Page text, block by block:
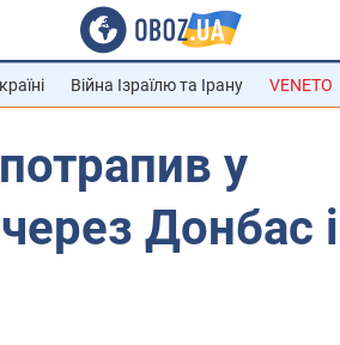
Війна Ізраїлю та Ірану VENETO
у
Донбас і